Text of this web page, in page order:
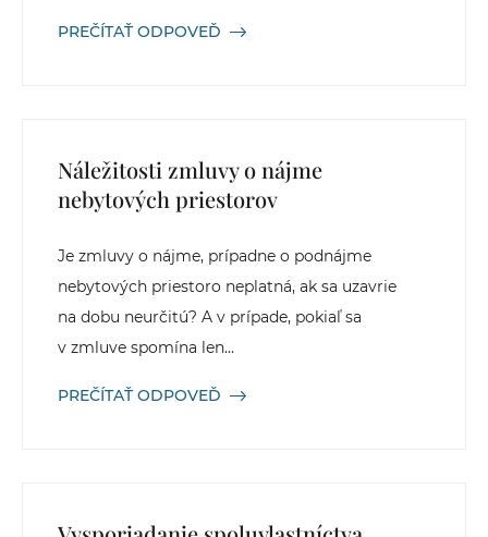
PREČÍTAŤ ODPOVEĎ
Náležitosti zmluvy o nájme
nebytových priestorov
Je zmluvy o nájme, prípadne o podnájme
nebytových priestoro neplatná, ak sa uzavrie
na dobu neurčitú? A v prípade, pokiaľ sa
v zmluve spomína len...
PREČÍTAŤ ODPOVEĎ